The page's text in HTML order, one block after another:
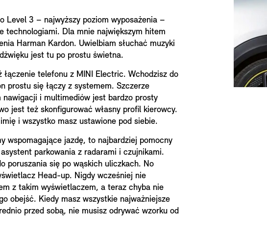
Level 3 – najwyższy poziom wyposażenia –
technologiami. Dla mnie największym hitem
Harman Kardon. Uwielbiam słuchać muzyki
jest tu po prostu świetna.
łączenie telefonu z MINI Electric. Wchodzisz do
prostu się łączy z systemem. Szczerze
nawigacji i multimediów jest bardzo prosty
jest też skonfigurować własny profil kierowcy.
i wszystko masz ustawione pod siebie.
wspomagające jazdę, to najbardziej pomocny
parkowania z radarami i czujnikami.
poruszania się po wąskich uliczkach. No
Head-up. Nigdy wcześniej nie
z takim wyświetlaczem, a teraz chyba nie
obejść. Kiedy masz wszystkie najważniejsze
przed sobą, nie musisz odrywać wzorku od